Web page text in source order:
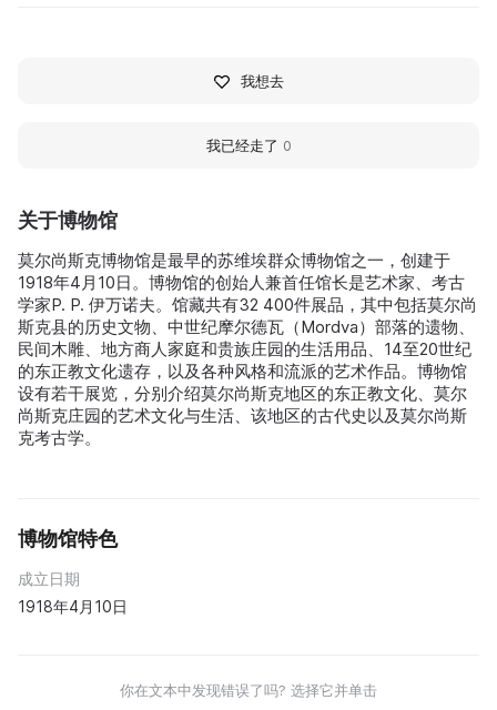
关于博物馆
莫尔尚斯克博物馆是最早的苏维埃群众博物馆之一，创建于
1918年4月10日。博物馆的创始人兼首任馆长是艺术家、考古
学家P. P. 伊万诺夫。馆藏共有32 400件展品，其中包括莫尔尚
斯克县的历史文物、中世纪摩尔德瓦（Mordva）部落的遗物、
民间木雕、地方商人家庭和贵族庄园的生活用品、14至20世纪
的东正教文化遗存，以及各种风格和流派的艺术作品。博物馆
设有若干展览，分别介绍莫尔尚斯克地区的东正教文化、莫尔
尚斯克庄园的艺术文化与生活、该地区的古代史以及莫尔尚斯
克考古学。
博物馆特色
成立日期
1918年4月10日
你在文本中发现错误了吗? 选择它并单击
我想去
我已经走了 0